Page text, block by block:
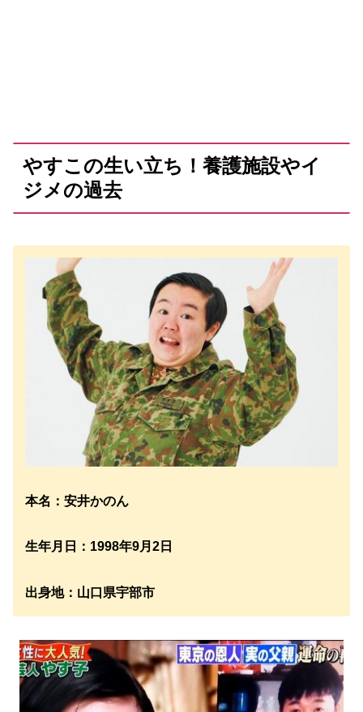
やすこの生い立ち！養護施設やイ
ジメの過去
本名：安井かのん
生年月日：1998年9月2日
出身地：山口県宇部市